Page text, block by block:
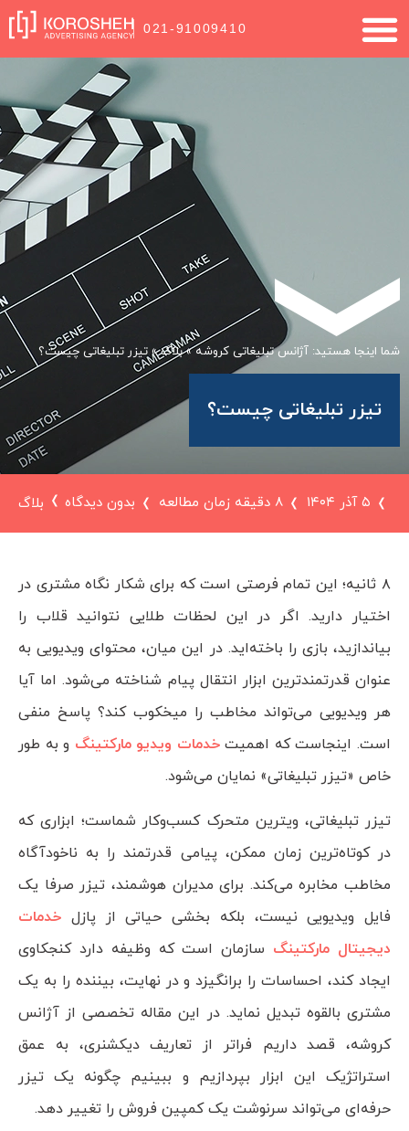
021-91009410
شما اینجا هستید: آژانس تبلیغاتی کروشه»بلاگ»تیزر تبلیغاتی چیست؟
تیزر تبلیغاتی چیست؟
۵ آذر ۱۴۰۴ 8 دقیقه زمان مطالعه بدون دیدگاه بلاگ
۸ ثانیه؛ این تمام فرصتی است که برای شکار نگاه مشتری در
اختیار دارید. اگر در این لحظات طلایی نتوانید قلاب را
بیاندازید، بازی را باخته‌اید. در این میان، محتوای ویدیویی به
عنوان قدرتمندترین ابزار انتقال پیام شناخته می‌شود. اما آیا
هر ویدیویی می‌تواند مخاطب را میخکوب کند؟ پاسخ منفی
است. اینجاست که اهمیتخدمات ویدیو مارکتینگ و به طور
خاص «تیزر تبلیغاتی» نمایان می‌شود.
تیزر تبلیغاتی، ویترین متحرک کسب‌وکار شماست؛ ابزاری که
در کوتاه‌ترین زمان ممکن، پیامی قدرتمند را به ناخودآگاه
مخاطب مخابره می‌کند. برای مدیران هوشمند، تیزر صرفا یک
فایل ویدیویی نیست، بلکه بخشی حیاتی از پازل خدمات
دیجیتال مارکتینگ سازمان است که وظیفه دارد کنجکاوی
ایجاد کند، احساسات را برانگیزد و در نهایت، بیننده را به یک
مشتری بالقوه تبدیل نماید. در این مقاله تخصصی از آژانس
کروشه، قصد داریم فراتر از تعاریف دیکشنری، به عمق
استراتژیک این ابزار بپردازیم و ببینیم چگونه یک تیزر
حرفه‌ای می‌تواند سرنوشت یک کمپین فروش را تغییر دهد.